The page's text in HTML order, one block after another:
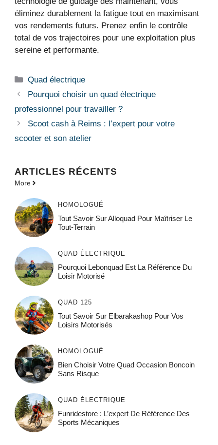
éliminez durablement la fatigue tout en maximisant
vos rendements futurs. Prenez enfin le contrôle
total de vos trajectoires pour une exploitation plus
sereine et performante.
Catégories
Quad électrique
Pourquoi choisir un quad électrique
professionnel pour travailler ?
Scoot cash à Reims : l’expert pour votre
scooter et son atelier
ARTICLES RÉCENTS
More
HOMOLOGUÉ
Tout Savoir Sur Alloquad Pour Maîtriser Le
Tout-Terrain
QUAD ÉLECTRIQUE
Pourquoi Lebonquad Est La Référence Du
Loisir Motorisé
QUAD 125
Tout Savoir Sur Elbarakashop Pour Vos
Loisirs Motorisés
HOMOLOGUÉ
Bien Choisir Votre Quad Occasion Boncoin
Sans Risque
QUAD ÉLECTRIQUE
Funridestore : L’expert De Référence Des
Sports Mécaniques